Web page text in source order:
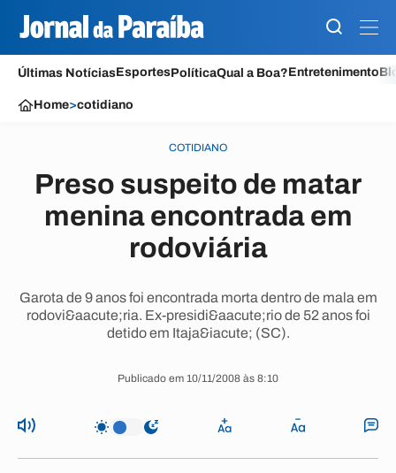
Últimas NotíciasEsportesPolíticaQual a Boa?Entretenimento
Home>cotidiano
COTIDIANO
Preso suspeito de matar
menina encontrada em
rodoviária
Garota de 9 anos foi encontrada morta dentro de mala em
rodovi&aacute;ria. Ex-presidi&aacute;rio de 52 anos foi
detido em Itaja&iacute; (SC).
Publicado em 10/11/2008 às 8:10